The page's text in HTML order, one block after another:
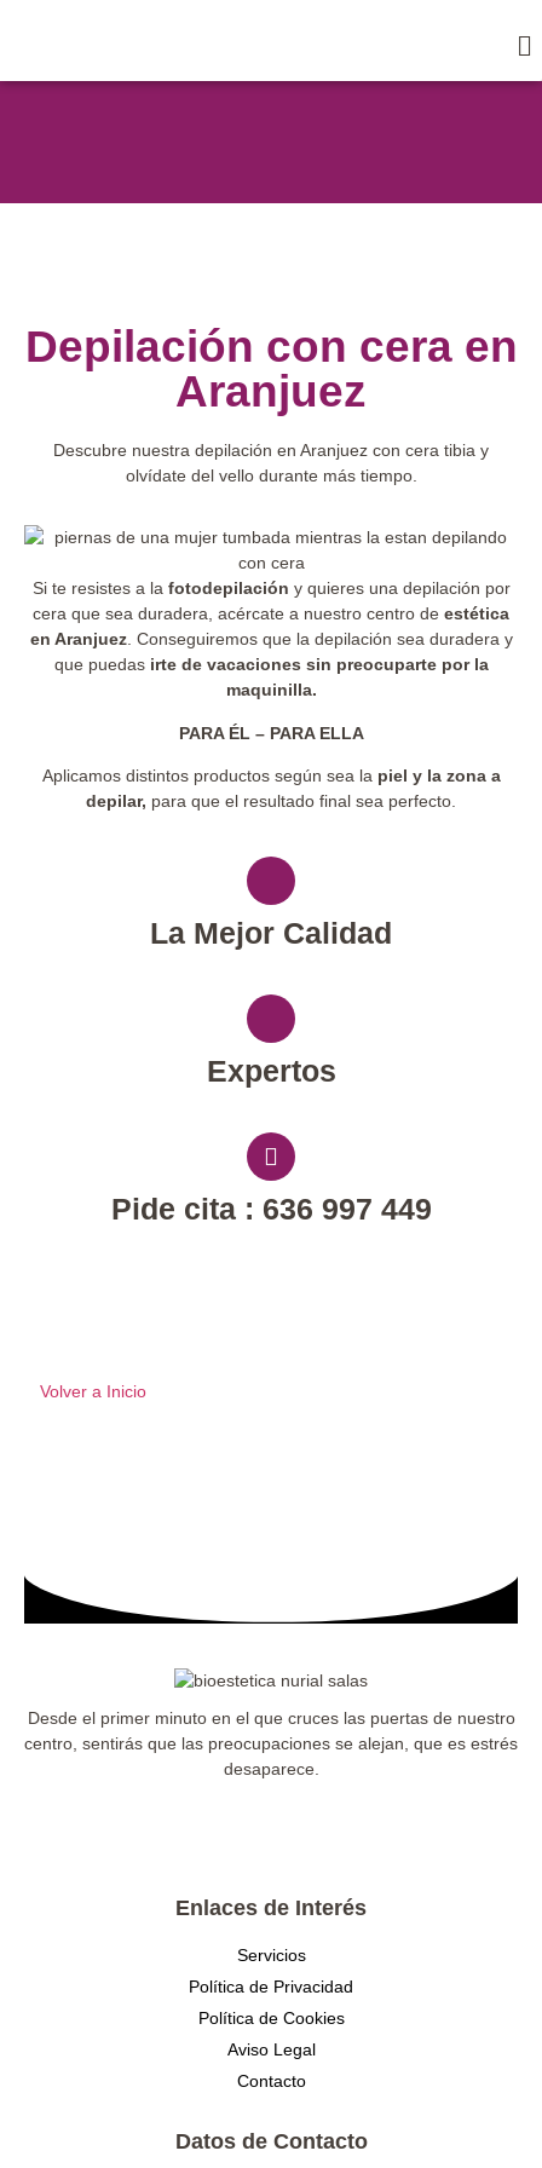
Depilación con cera en
Aranjuez
Descubre nuestra depilación en Aranjuez con cera tibia y
olvídate del vello durante más tiempo.
Si te resistes a la fotodepilación y quieres una depilación por
cera que sea duradera, acércate a nuestro centro de estética
en Aranjuez. Conseguiremos que la depilación sea duradera y
que puedas irte de vacaciones sin preocuparte por la
maquinilla.
PARA ÉL – PARA ELLA
Aplicamos distintos productos según sea la piel y la zona a
depilar, para que el resultado final sea perfecto.
La Mejor Calidad
Expertos
Pide cita : 636 997 449
Volver a Inicio
Desde el primer minuto en el que cruces las puertas de nuestro
centro, sentirás que las preocupaciones se alejan, que es estrés
desaparece.
Enlaces de Interés
Servicios
Política de Privacidad
Política de Cookies
Aviso Legal
Contacto
Datos de Contacto